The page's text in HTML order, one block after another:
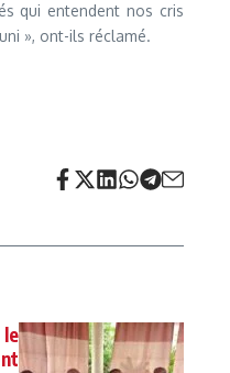
qui entendent nos cris
», ont-ils réclamé.